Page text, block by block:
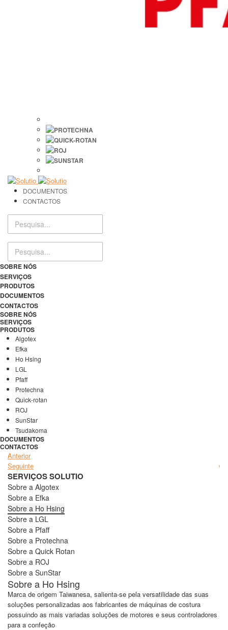
DOCUMENTOS
CONTACTOS
SOBRE NÓS
SERVIÇOS
PRODUTOS
DOCUMENTOS
CONTACTOS
SOBRE NÓS
SERVIÇOS
PRODUTOS
Algotex
Efka
Ho Hsing
LGL
Pfaff
Protechna
Quick-rotan
ROJ
SunStar
Tsudakoma
DOCUMENTOS
CONTACTOS
Anterior
Seguinte
SERVIÇOS SOLUTIO
Sobre a Algotex
Sobre a Efka
Sobre a Ho Hsing
Sobre a LGL
Sobre a Pfaff
Sobre a Protechna
Sobre a Quick Rotan
Sobre a ROJ
Sobre a SunStar
Sobre a Ho Hsing
Marca de origem Taiwanesa, salienta-se pela versatilidade das suas
soluções personalizadas aos fabricantes de máquinas de costura
possuindo as mais variadas soluções de motores e seus controladores
para a confeção